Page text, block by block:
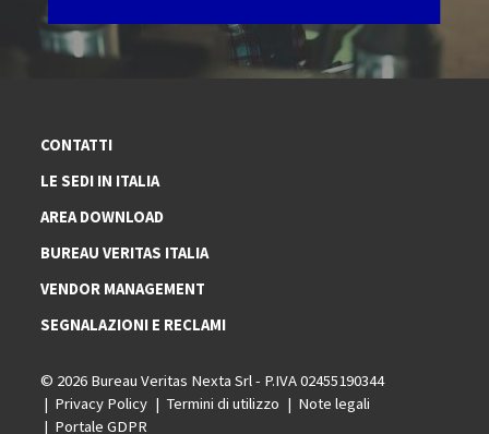
CONTATTI
LE SEDI IN ITALIA
AREA DOWNLOAD
BUREAU VERITAS ITALIA
VENDOR MANAGEMENT
SEGNALAZIONI E RECLAMI
© 2026 Bureau Veritas Nexta Srl - P.IVA 02455190344
Privacy Policy
Termini di utilizzo
Note legali
Portale GDPR